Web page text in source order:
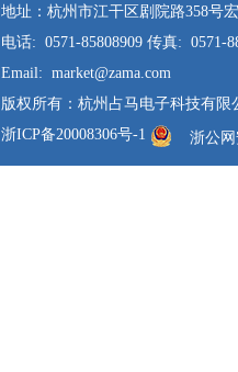
地址：杭州市江干区剧院路358号
电话: 0571-85808909 传真: 0571-
Email: market@zama.com
版权所有：杭州占马电子科技有
浙ICP备20008306号-1
浙公